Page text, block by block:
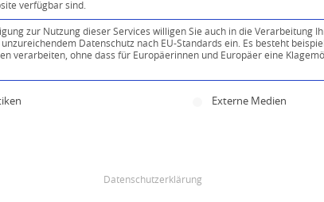
0
verfügbar sind.
zur Nutzung dieser Services willigen Sie auch in die Verarbeitung
Datenschutz nach EU-Standards ein. Es besteht
verarbeiten, ohne dass für Europäerinnen und Europäer eine
erteilt werden kann. Die erste
Externe Medien
Datenschutzerklärung